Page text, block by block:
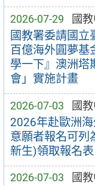
2026-07-29 國
國教署委請國
百億海外圓夢基
學一下』澳洲塔
會」實施計畫
2026-07-03 國
2026年赴歐洲
意願者報名可列
新生)領取報名
2026-07-03 國